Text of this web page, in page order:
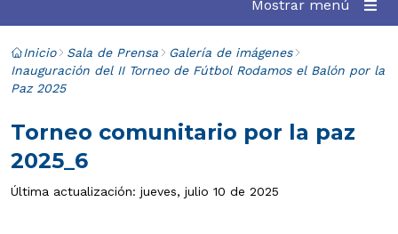
Mostrar menú
Inicio Sala de Prensa
Galería de imágenes
Inauguración del II Torneo de Fútbol Rodamos el Balón por la
Paz 2025
Torneo comunitario por la paz
2025_6
Última actualización: jueves, julio 10 de 2025